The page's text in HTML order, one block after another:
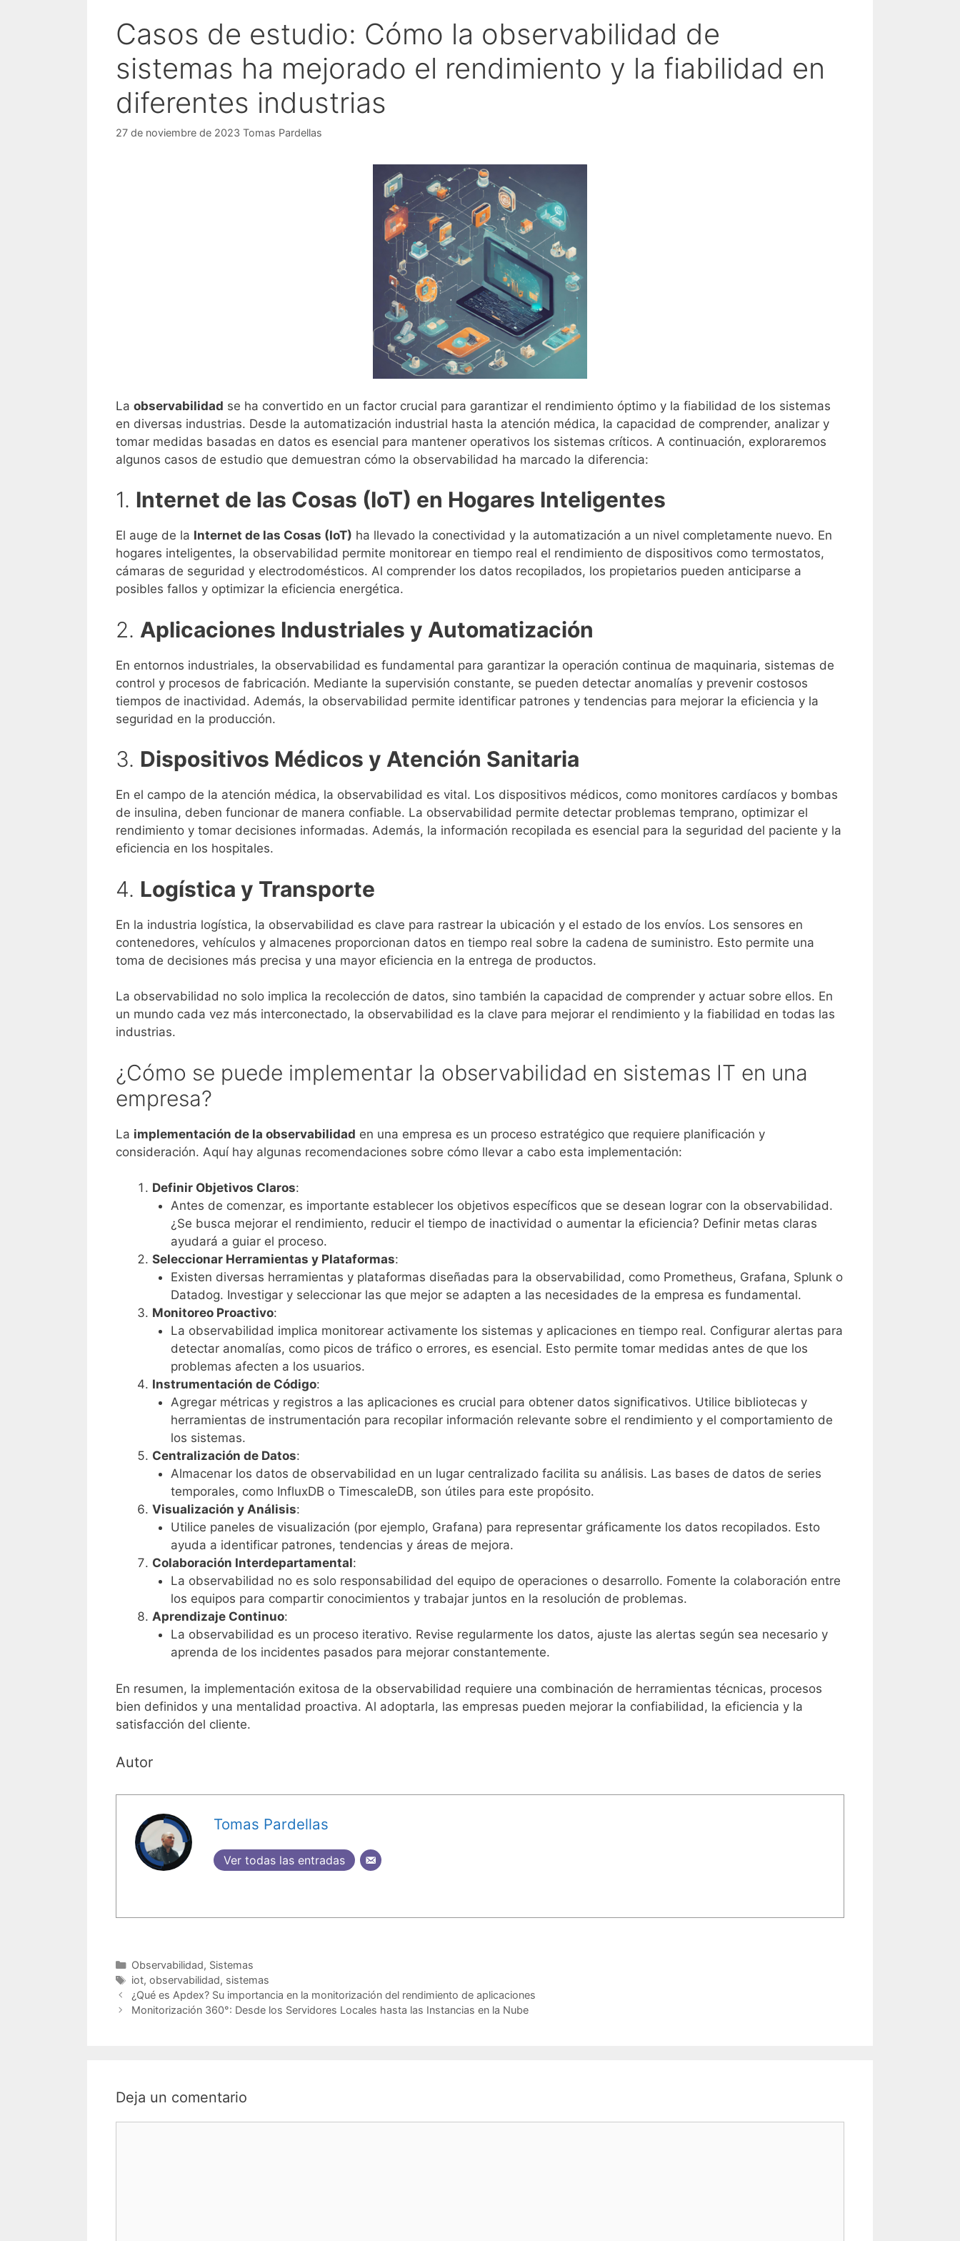
Casos de estudio: Cómo la observabilidad de
sistemas ha mejorado el rendimiento y la fiabilidad en
diferentes industrias
27 de noviembre de 2023 Tomas Pardellas
La observabilidad se ha convertido en un factor crucial para garantizar el rendimiento óptimo y la fiabilidad de los sistemas
en diversas industrias. Desde la automatización industrial hasta la atención médica, la capacidad de comprender, analizar y
tomar medidas basadas en datos es esencial para mantener operativos los sistemas críticos. A continuación, exploraremos
algunos casos de estudio que demuestran cómo la observabilidad ha marcado la diferencia:
1. Internet de las Cosas (IoT) en Hogares Inteligentes
El auge de la Internet de las Cosas (IoT) ha llevado la conectividad y la automatización a un nivel completamente nuevo. En
hogares inteligentes, la observabilidad permite monitorear en tiempo real el rendimiento de dispositivos como termostatos,
cámaras de seguridad y electrodomésticos. Al comprender los datos recopilados, los propietarios pueden anticiparse a
posibles fallos y optimizar la eficiencia energética.
2. Aplicaciones Industriales y Automatización
En entornos industriales, la observabilidad es fundamental para garantizar la operación continua de maquinaria, sistemas de
control y procesos de fabricación. Mediante la supervisión constante, se pueden detectar anomalías y prevenir costosos
tiempos de inactividad. Además, la observabilidad permite identificar patrones y tendencias para mejorar la eficiencia y la
seguridad en la producción.
3. Dispositivos Médicos y Atención Sanitaria
En el campo de la atención médica, la observabilidad es vital. Los dispositivos médicos, como monitores cardíacos y bombas
de insulina, deben funcionar de manera confiable. La observabilidad permite detectar problemas temprano, optimizar el
rendimiento y tomar decisiones informadas. Además, la información recopilada es esencial para la seguridad del paciente y la
eficiencia en los hospitales.
4. Logística y Transporte
En la industria logística, la observabilidad es clave para rastrear la ubicación y el estado de los envíos. Los sensores en
contenedores, vehículos y almacenes proporcionan datos en tiempo real sobre la cadena de suministro. Esto permite una
toma de decisiones más precisa y una mayor eficiencia en la entrega de productos.
La observabilidad no solo implica la recolección de datos, sino también la capacidad de comprender y actuar sobre ellos. En
un mundo cada vez más interconectado, la observabilidad es la clave para mejorar el rendimiento y la fiabilidad en todas las
industrias.
¿Cómo se puede implementar la observabilidad en sistemas IT en una
empresa?
La implementación de la observabilidad en una empresa es un proceso estratégico que requiere planificación y
consideración. Aquí hay algunas recomendaciones sobre cómo llevar a cabo esta implementación:
Definir Objetivos Claros:
Antes de comenzar, es importante establecer los objetivos específicos que se desean lograr con la observabilidad.
¿Se busca mejorar el rendimiento, reducir el tiempo de inactividad o aumentar la eficiencia? Definir metas claras
ayudará a guiar el proceso.
Seleccionar Herramientas y Plataformas:
Existen diversas herramientas y plataformas diseñadas para la observabilidad, como Prometheus, Grafana, Splunk o
Datadog. Investigar y seleccionar las que mejor se adapten a las necesidades de la empresa es fundamental.
Monitoreo Proactivo:
La observabilidad implica monitorear activamente los sistemas y aplicaciones en tiempo real. Configurar alertas para
detectar anomalías, como picos de tráfico o errores, es esencial. Esto permite tomar medidas antes de que los
problemas afecten a los usuarios.
Instrumentación de Código:
Agregar métricas y registros a las aplicaciones es crucial para obtener datos significativos. Utilice bibliotecas y
herramientas de instrumentación para recopilar información relevante sobre el rendimiento y el comportamiento de
los sistemas.
Centralización de Datos:
Almacenar los datos de observabilidad en un lugar centralizado facilita su análisis. Las bases de datos de series
temporales, como InfluxDB o TimescaleDB, son útiles para este propósito.
Visualización y Análisis:
Utilice paneles de visualización (por ejemplo, Grafana) para representar gráficamente los datos recopilados. Esto
ayuda a identificar patrones, tendencias y áreas de mejora.
Colaboración Interdepartamental:
La observabilidad no es solo responsabilidad del equipo de operaciones o desarrollo. Fomente la colaboración entre
los equipos para compartir conocimientos y trabajar juntos en la resolución de problemas.
Aprendizaje Continuo:
La observabilidad es un proceso iterativo. Revise regularmente los datos, ajuste las alertas según sea necesario y
aprenda de los incidentes pasados para mejorar constantemente.
En resumen, la implementación exitosa de la observabilidad requiere una combinación de herramientas técnicas, procesos
bien definidos y una mentalidad proactiva. Al adoptarla, las empresas pueden mejorar la confiabilidad, la eficiencia y la
satisfacción del cliente.
Autor
Tomas Pardellas
Ver todas las entradas
Categorías
Observabilidad, Sistemas
Etiquetas
iot, observabilidad, sistemas
¿Qué es Apdex? Su importancia en la monitorización del rendimiento de aplicaciones
Monitorización 360°: Desde los Servidores Locales hasta las Instancias en la Nube
Deja un comentario